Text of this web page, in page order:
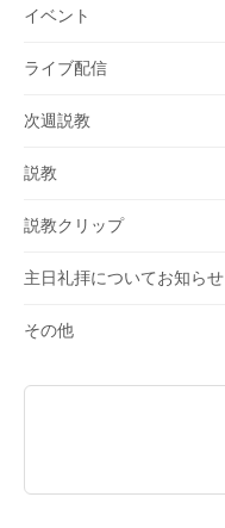
イベント
ライブ配信
次週説教
説教
説教クリップ
主日礼拝についてお知らせ
その他